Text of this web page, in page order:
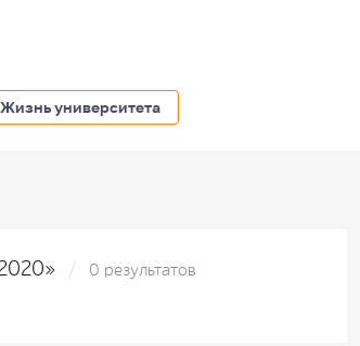
Жизнь университета
0 результатов